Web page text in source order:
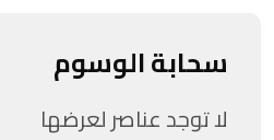
سحابة الوسوم
لا توجد عناصر لعرضها